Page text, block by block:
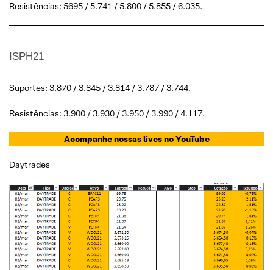
Resistências: 5695 / 5.741 / 5.800 / 5.855 / 6.035.
ISPH21
Suportes: 3.870 / 3.845 / 3.814 / 3.787 / 3.744.
Resistências: 3.900 / 3.930 / 3.950 / 3.990 / 4.117.
Acompanhe nossas lives no YouTube
Daytrades